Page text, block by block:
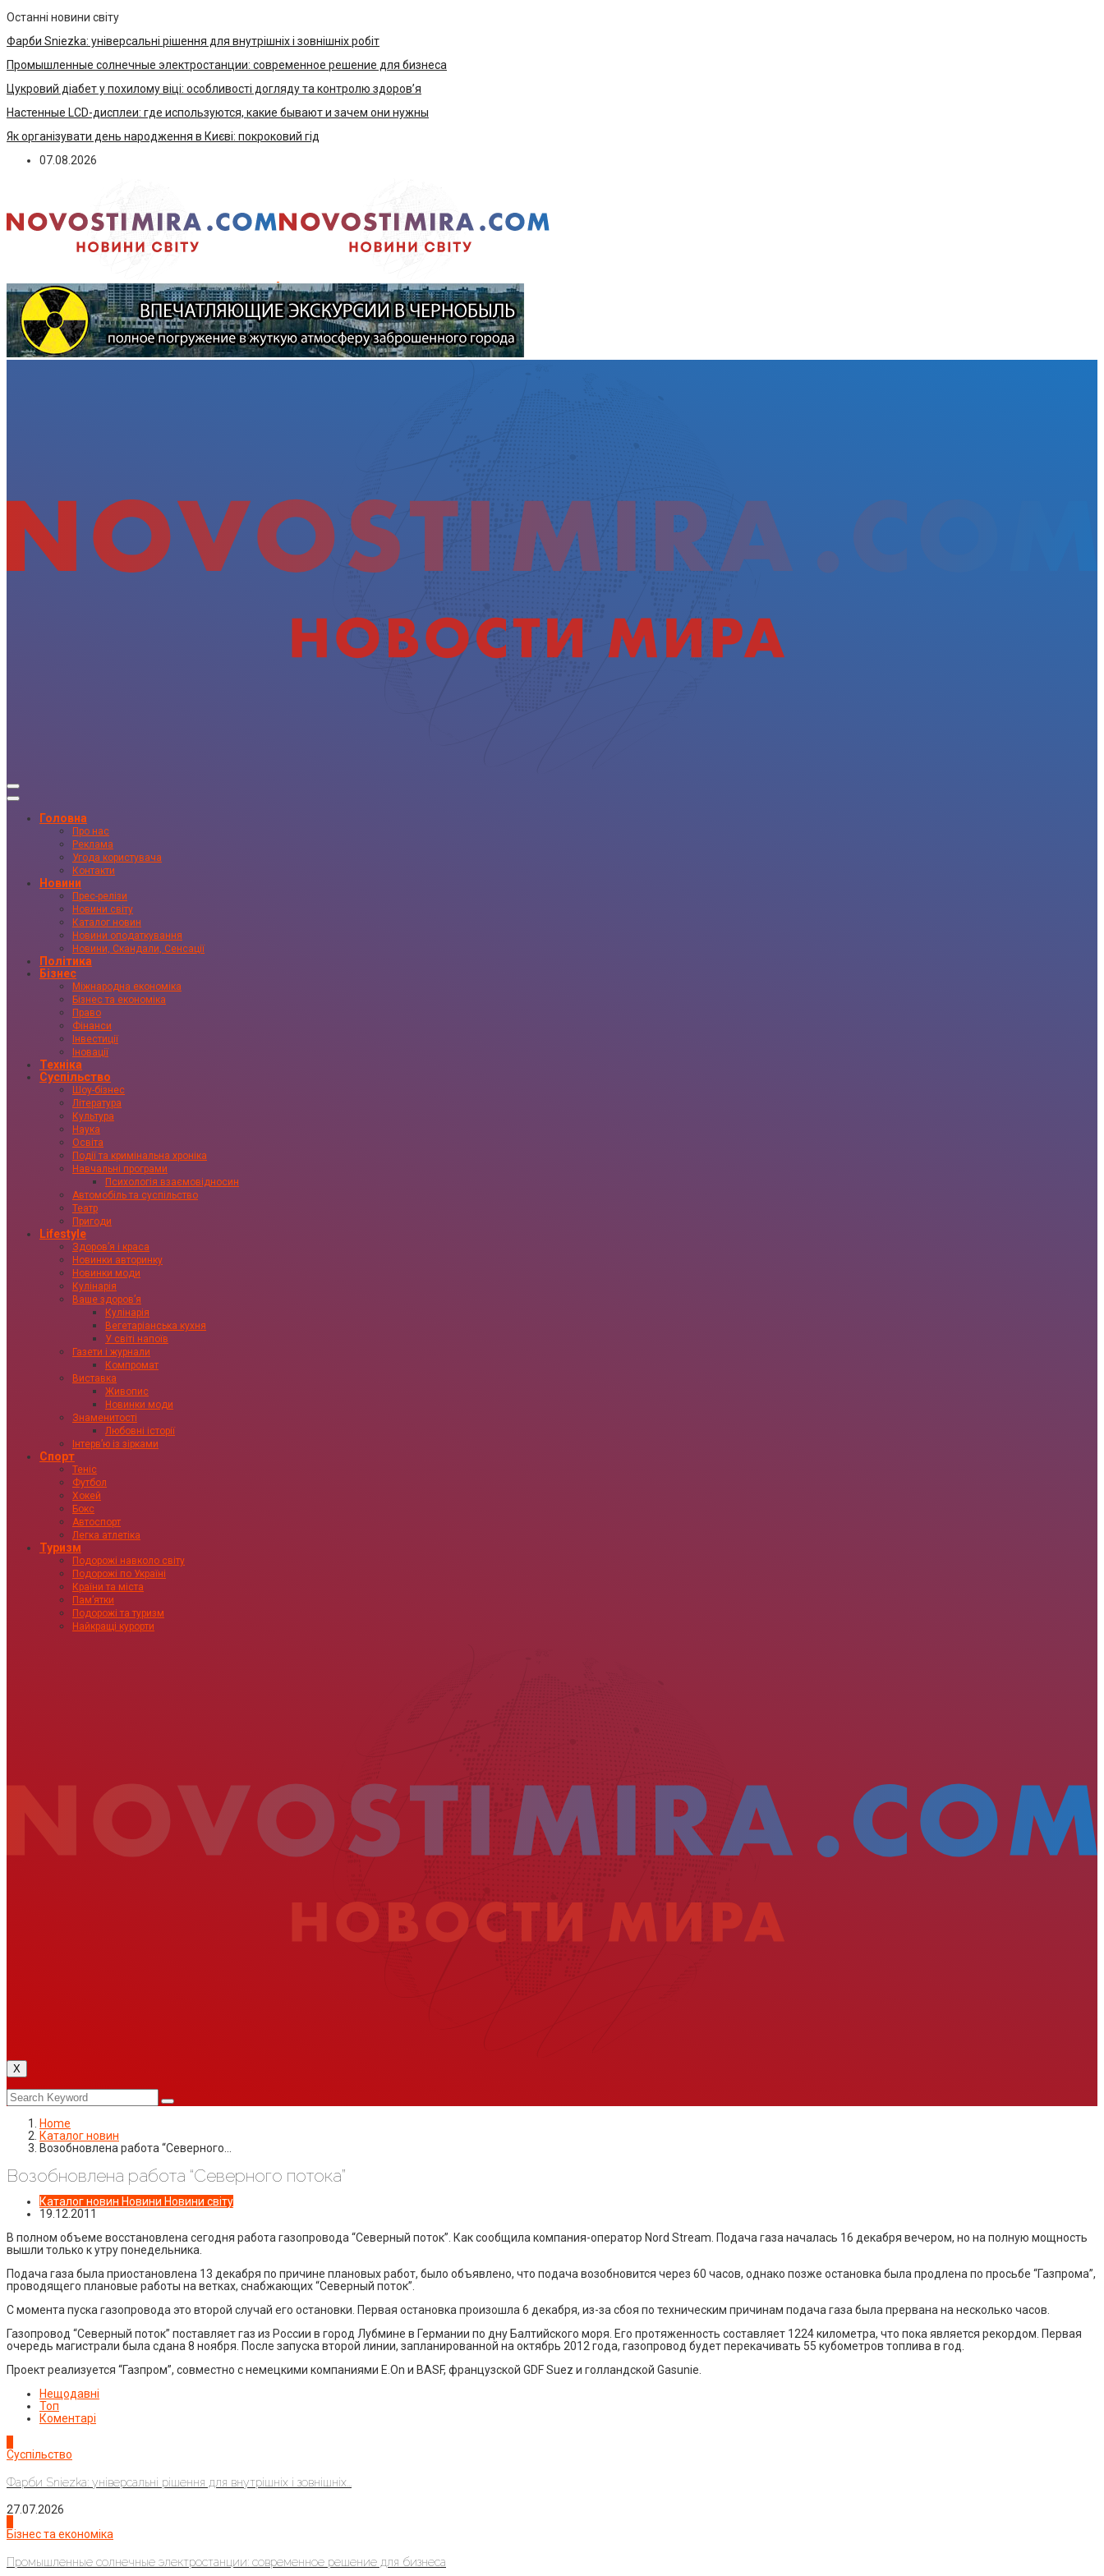
Останні новини світу
Фарби Sniezka: універсальні рішення для внутрішніх і зовнішніх робіт
Промышленные солнечные электростанции: современное решение для бизнеса
Цукровий діабет у похилому віці: особливості догляду та контролю здоров’я
Настенные LCD-дисплеи: где используются, какие бывают и зачем они нужны
Як організувати день народження в Києві: покроковий гід
07.08.2026
Головна
Про нас
Реклама
Угода користувача
Контакти
Новини
Прес-релізи
Новини світу
Каталог новин
Новини оподаткування
Новини, Скандали, Сенсації
Політика
Бізнес
Міжнародна економіка
Бізнес та економіка
Право
Фінанси
Інвестиції
Іновації
Техніка
Суспільство
Шоу-бізнес
Література
Культура
Наука
Освіта
Події та кримінальна хроніка
Навчальні програми
Психологія взаємовідносин
Автомобіль та суспільство
Театр
Пригоди
Lifestyle
Здоровʼя і краса
Новинки авторинку
Новинки моди
Кулінарія
Ваше здоровʼя
Кулінарія
Вегетаріанська кухня
У світі напоїв
Газети і журнали
Компромат
Виставка
Живопис
Новинки моди
Знаменитості
Любовні історії
Інтервʼю із зірками
Спорт
Теніс
Футбол
Хокей
Бокс
Автоспорт
Легка атлетіка
Туризм
Подорожі навколо світу
Подорожі по Україні
Країни та міста
Пам’ятки
Подорожі та туризм
Найкращі курорти
X
Home
Каталог новин
Возобновлена работа “Северного…
Возобновлена работа “Северного потока”
Каталог новин Новини Новини світу
19.12.2011
В полном объеме восстановлена сегодня работа газопровода “Северный поток”. Как сообщила компания-оператор Nord Stream. Подача газа началась 16 декабря вечером, но на полную мощность
вышли только к утру понедельника.
Подача газа была приостановлена 13 декабря по причине плановых работ, было объявлено, что подача возобновится через 60 часов, однако позже остановка была продлена по просьбе “Газпрома”,
проводящего плановые работы на ветках, снабжающих “Северный поток”.
С момента пуска газопровода это второй случай его остановки. Первая остановка произошла 6 декабря, из-за сбоя по техническим причинам подача газа была прервана на несколько часов.
Газопровод “Северный поток” поставляет газ из России в город Лубмине в Германии по дну Балтийского моря. Его протяженность составляет 1224 километра, что пока является рекордом. Первая
очередь магистрали была сдана 8 ноября. После запуска второй линии, запланированной на октябрь 2012 года, газопровод будет перекачивать 55 кубометров топлива в год.
Проект реализуется “Газпром”, совместно с немецкими компаниями E.On и BASF, французской GDF Suez и голландской Gasunie.
Нещодавні
Топ
Коментарі
Суспільство
Фарби Sniezka: універсальні рішення для внутрішніх і зовнішніх...
27.07.2026
Бізнес та економіка
Промышленные солнечные электростанции: современное решение для бизнеса